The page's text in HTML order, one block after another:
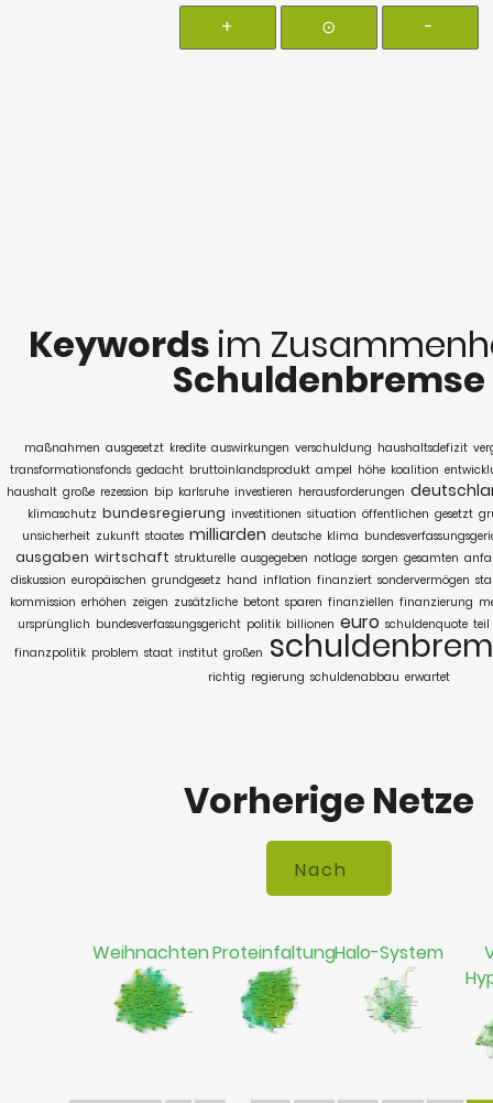
+ ⊙ -
Keywords im
Schuldenbremse
maßnahmen ausgesetzt kredite auswirkungen verschuldung haushaltsdefizit
transformationsfonds gedacht bruttoinlandsprodukt ampel höhe koalition
haushalt große rezession bip karlsruhe investieren herausforderungen
klimaschutz bundesregierung investitionen situation öffentlichen gesetzt
unsicherheit zukunft staates milliarden deutsche klima
ausgaben wirtschaft strukturelle ausgegeben notlage sorgen gesamten
diskussion europäischen grundgesetz hand inflation finanziert sondervermögen
kommission erhöhen zeigen zusätzliche betont sparen finanziellen finanzierung
ursprünglich bundesverfassungsgericht politik billionen euro schuldenquote teil
finanzpolitik problem staat institut großen
richtig regierung schuldenabbau erwartet
Vorherige Netze
WeihnachtenProteinfaltungHalo-System